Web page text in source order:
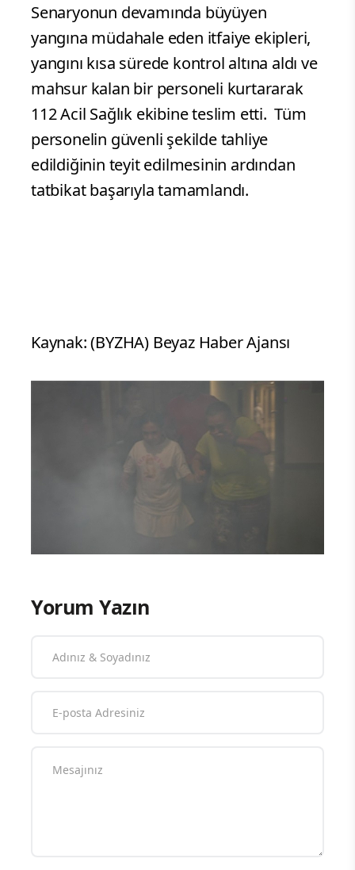
Senaryonun devamında büyüyen
yangına müdahale eden itfaiye ekipleri,
yangını kısa sürede kontrol altına aldı ve
mahsur kalan bir personeli kurtararak
112 Acil Sağlık ekibine teslim etti. Tüm
personelin güvenli şekilde tahliye
edildiğinin teyit edilmesinin ardından
tatbikat başarıyla tamamlandı.
Kaynak: (BYZHA) Beyaz Haber Ajansı
Yorum Yazın